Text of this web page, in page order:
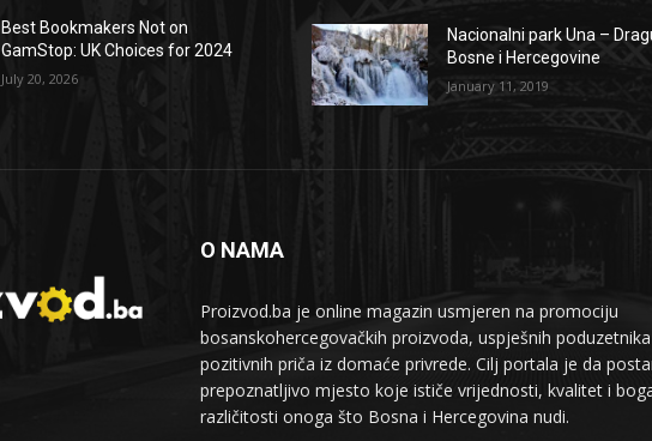
Best Bookmakers Not on
GamStop: UK Choices for 2024
July 20, 2026
Nacionalni park Una –
Bosne i Hercegovine
January 11, 2019
O NAMA
Proizvod.ba je online magazin usmjeren na promociju
bosanskohercegovačkih proizvoda, uspješnih
pozitivnih priča iz domaće privrede. Cilj portala je da
prepoznatljivo mjesto koje ističe vrijednosti, kvalitet i
različitosti onoga što Bosna i Hercegovina nudi.